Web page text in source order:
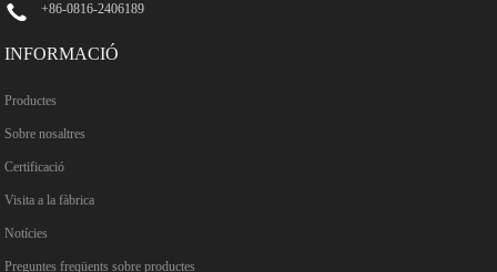
+86-0816-2406189
INFORMACIÓ
Productes
Sobre nosaltres
Certificació
Visita a la fàbrica
Notícies
Preguntes freqüents sobre productes